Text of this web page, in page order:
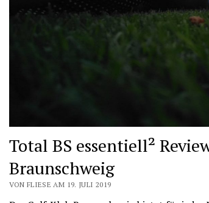
Total BS essentiell²
Braunschweig
VON FLIESE AM 19. JULI 2019